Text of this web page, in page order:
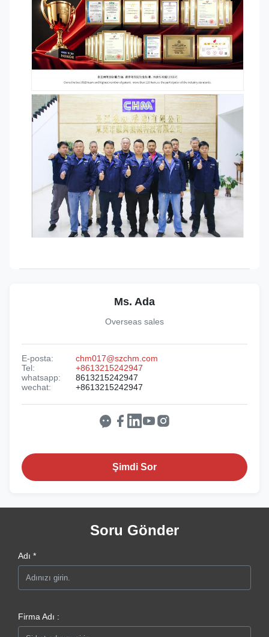
Ms. Ada
Overseas sales
E-posta:
chm017@szchm.com
Tel:
+8613215242947
whatsapp:
8613215242947
wechat:
+8613215242947
Şimdi Sor
Soru Gönder
Adı *
Firma Adı :